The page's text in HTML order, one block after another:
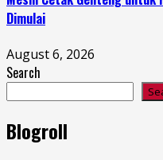
Dimulai
August 6, 2026
Search
Blogroll